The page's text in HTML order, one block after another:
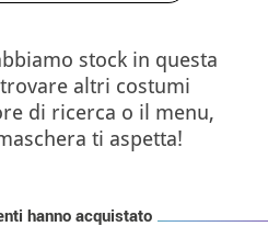
stock in questa
altri costumi
di ricerca o il menu,
ti aspetta!
hanno acquistato